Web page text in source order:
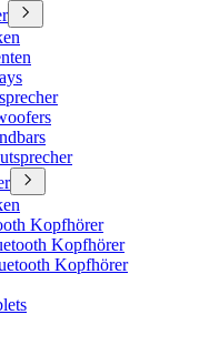
Kopfhörer
Kopfhörer
Kopfhörer